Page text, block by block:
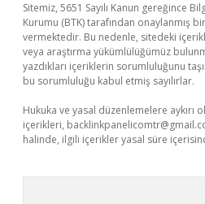
Sitemiz, 5651 Sayılı Kanun gereğince
Kurumu (BTK) tarafından onaylanmış
vermektedir. Bu nedenle, sitedeki
veya araştırma yükümlülüğümüz
yazdıkları içeriklerin sorumluluğunu
bu sorumluluğu kabul etmiş sayılırlar.
Hukuka ve yasal düzenlemelere aykırı
içerikleri,
halinde, ilgili içerikler yasal süre